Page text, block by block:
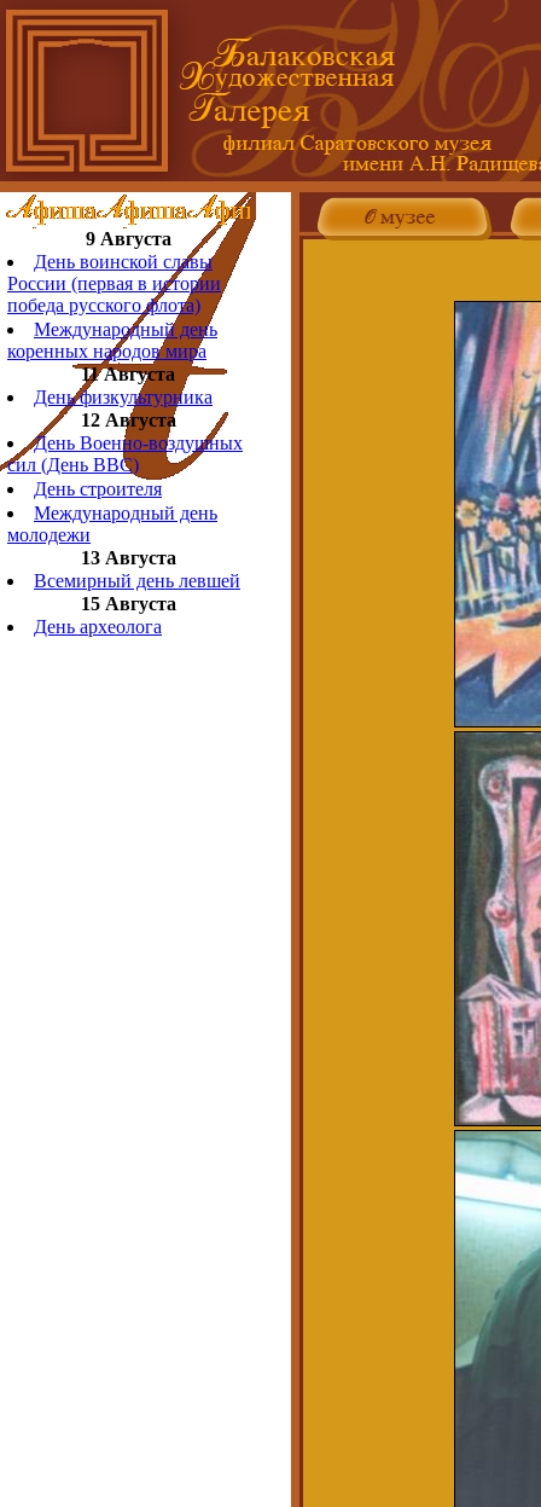
9 Августа
День воинской славы
России (первая в истории
победа русского флота)
Международный день
коренных народов мира
11 Августа
День физкультурника
12 Августа
День Военно-воздушных
сил (День ВВС)
День строителя
Международный день
молодежи
13 Августа
Всемирный день левшей
15 Августа
День археолога